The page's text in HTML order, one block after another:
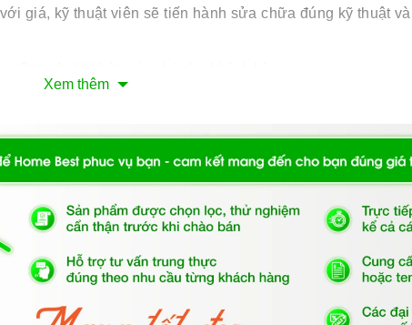
giá, kỹ thuật viên sẽ tiến hành sửa chữa đúng kỹ thuật và
cũ lâu ngày:
những công cụ, dụng cụ chuyên biệt để vệ sinh máy.
bên trong, vệ sinh bụi bẩn, kiểm tra tình trạng hoạt động của
dung dịch vệ sinh cho máy.
máy đúng cách.
Xem thêm